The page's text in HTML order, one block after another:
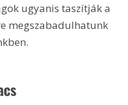
ugyanis taszítják a
megszabadulhatunk